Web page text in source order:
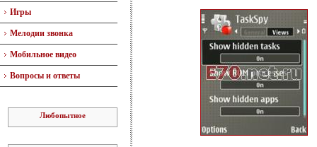
Игры
Мелодии звонка
Мобильное видео
Вопросы и ответы
Любопытное